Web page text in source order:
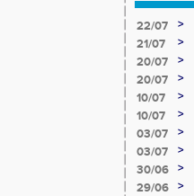
22/07 >
21/07
>
20/07
>
20/07 >
10/07 >
10/07
>
03/07 >
03/07
>
30/06 >
29/06
>